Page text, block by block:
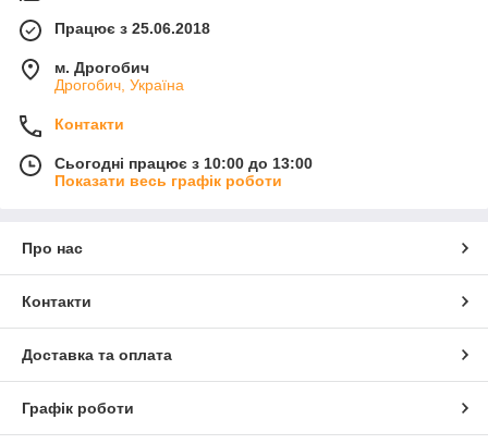
Працює з 25.06.2018
м. Дрогобич
Дрогобич, Україна
Контакти
Сьогодні працює з 10:00 до 13:00
Показати весь графік роботи
Про нас
Контакти
Доставка та оплата
Графік роботи